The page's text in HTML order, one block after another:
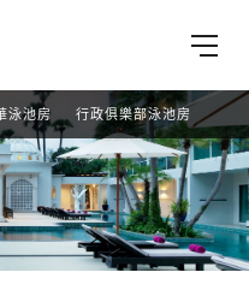
泳池房 行政俱樂部泳池房